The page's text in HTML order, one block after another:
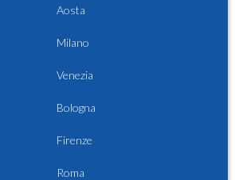
Aosta
Milano
Venezia
Bologna
Firenze
Roma